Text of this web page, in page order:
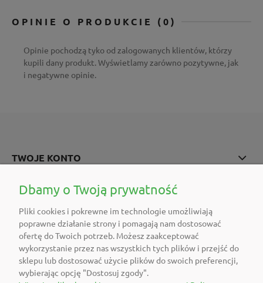
OPINIE O PRODUKCIE (0)
Opinie pochodzą tyko od zalogowanych klientów, którzy
kupili dany produkt. Wyświetlamy zarówno pozytywne, jak
i negatywne opinie.
TWOJE KONTO
POMOC
O FIRMIE
POLECAMY
DOŁĄCZ DO NAS
Dbamy o Twoją prywatność
Pliki cookies i pokrewne im technologie umożliwiają
poprawne działanie strony i pomagają nam dostosować
ofertę do Twoich potrzeb. Możesz zaakceptować
wykorzystanie przez nas wszystkich tych plików i przejść do
sklepu lub dostosować użycie plików do swoich preferencji,
wybierając opcję "Dostosuj zgody".